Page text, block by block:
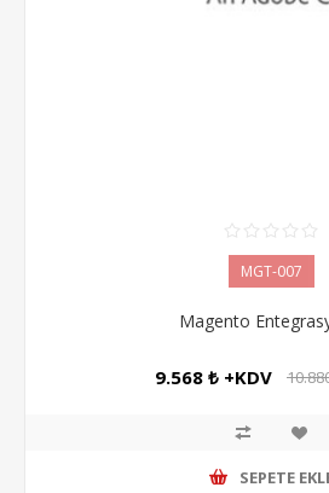
MGT-007
Magento
9.568 ₺ +KDV
SEPETE